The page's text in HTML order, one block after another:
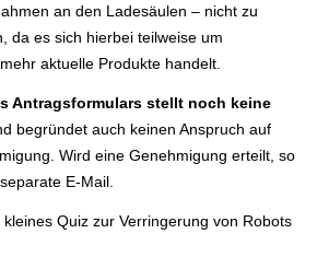
an den Ladesäulen – nicht zu
da es sich hierbei teilweise um
aktuelle Produkte handelt.
Antragsformulars stellt noch keine
begründet auch keinen Anspruch auf
Wird eine Genehmigung erteilt, so
E-Mail.
Quiz zur Verringerung von Robots